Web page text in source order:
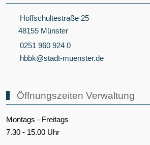
Hoffschultestraße 25
48155 Münster
0251 960 924 0
hbbk@stadt-muenster.de
Öffnungszeiten Verwaltung
Montags - Freitags
7.30 - 15.00 Uhr